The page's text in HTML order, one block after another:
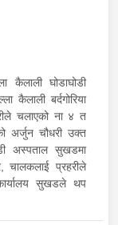
कैलाली घोडाघोडी
कैलाली बर्दगोरिया
चलाएको ना ४ त
अर्जुन चौधरी उक्त
अस्पताल सुखडमा
प्रहरीले
सुखडले थप